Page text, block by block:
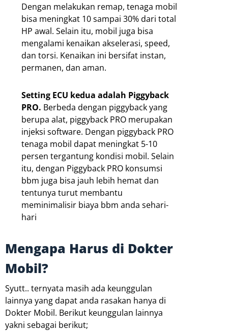
Dengan melakukan remap, tenaga mobil
bisa meningkat 10 sampai 30% dari total
HP awal. Selain itu, mobil juga bisa
mengalami kenaikan akselerasi, speed,
dan torsi. Kenaikan ini bersifat instan,
permanen, dan aman.
Setting ECU kedua adalah Piggyback
PRO. Berbeda dengan piggyback yang
berupa alat, piggyback PRO merupakan
injeksi software. Dengan piggyback PRO
tenaga mobil dapat meningkat 5-10
persen tergantung kondisi mobil. Selain
itu, dengan Piggyback PRO konsumsi
bbm juga bisa jauh lebih hemat dan
tentunya turut membantu
meminimalisir biaya bbm anda sehari-
hari
Mengapa Harus di Dokter
Mobil?
Syutt.. ternyata masih ada keunggulan
lainnya yang dapat anda rasakan hanya di
Dokter Mobil. Berikut keunggulan lainnya
yakni sebagai berikut;